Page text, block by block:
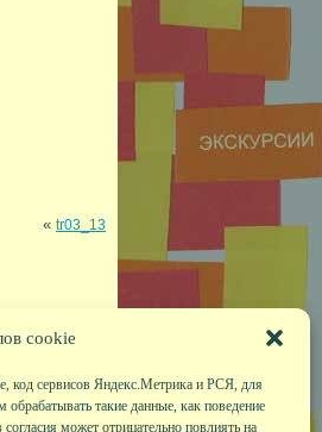
cookie
код сервисов Яндекс.Метрика и РСЯ, для
такие данные, как поведение
может отрицательно повлиять на
« tr03_13